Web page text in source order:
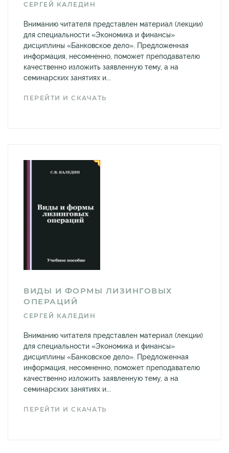
СЕРГЕЙ КАЛЕДИН
Вниманию читателя представлен материал (лекции)
для специальности «Экономика и финансы»
дисциплины «Банковское дело». Предложенная
информация, несомненно, поможет преподавателю
качественно изложить заявленную тему, а на
семинарских занятиях и...
ПЕРЕЙТИ И СКАЧАТЬ
ВИДЫ И ФОРМЫ ЛИЗИНГОВЫХ
ОПЕРАЦИЙ
СЕРГЕЙ КАЛЕДИН
Вниманию читателя представлен материал (лекции)
для специальности «Экономика и финансы»
дисциплины «Банковское дело». Предложенная
информация, несомненно, поможет преподавателю
качественно изложить заявленную тему, а на
семинарских занятиях и...
ПЕРЕЙТИ И СКАЧАТЬ